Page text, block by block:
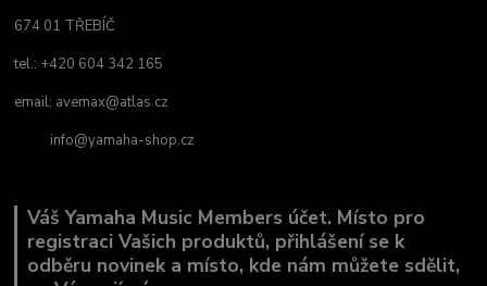
674 01 TŘEBÍČ
tel.: +420 604 342 165
email: avemax@atlas.cz
info@yamaha-shop.cz
Váš Yamaha Music Members účet. Místo pro
registraci Vašich produktů, přihlášení se k
odběru novinek a místo, kde nám můžete sdělit,